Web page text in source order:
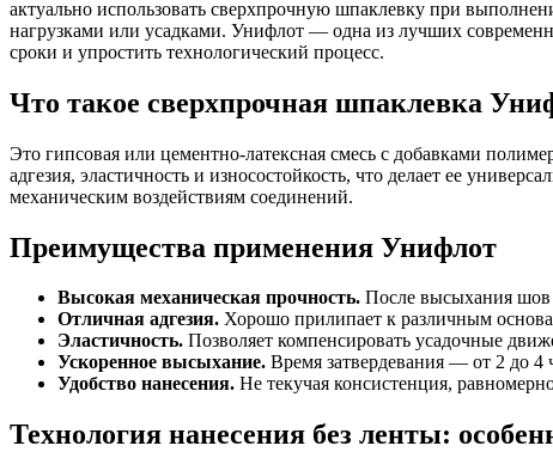
актуально использовать сверхпрочную шпаклевку при
нагрузками или усадками. Унифлот — одна из лучших
сроки и упростить технологический процесс.
Что такое сверхпрочная шпаклевка
Это гипсовая или цементно-латексная смесь с добавками
адгезия, эластичность и износостойкость, что делает ее
механическим воздействиям соединений.
Преимущества применения Унифлот
Высокая механическая прочность. После высыхания шов
Отличная адгезия. Хорошо прилипает к различным
Эластичность. Позволяет компенсировать усадочные
Ускоренное высыхание. Время затвердевания — от 2 до 4
Удобство нанесения. Не текучая консистенция,
Технология нанесения без ленты: